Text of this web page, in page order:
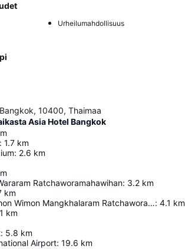
Urheilumahdollisuus
10400, Thaimaa
Asia Hotel Bangkok
: 1.7 km
: 2.6 km
Ratchaworamahawihan: 3.2 km
km
Wat Phra Chettuphon Wimon Mangkhalaram Ratchaworamahawihan: 4.1 km
km
: 5.8 km
Airport: 19.6 km